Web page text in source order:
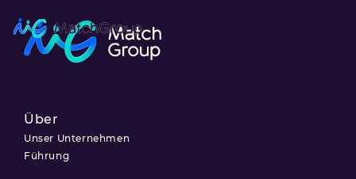
Über
Unser Unternehmen
Führung